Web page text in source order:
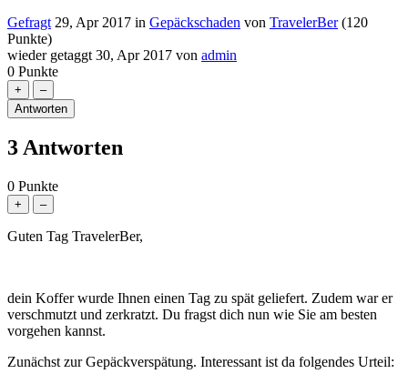
Gefragt 29, Apr 2017 in Gepäckschaden von TravelerBer (120
Punkte)
wieder getaggt 30, Apr 2017 von admin
0 Punkte
3Antworten
0 Punkte
Guten Tag TravelerBer,
dein Koffer wurde Ihnen einen Tag zu spät geliefert. Zudem war er
verschmutzt und zerkratzt. Du fragst dich nun wie Sie am besten
vorgehen kannst.
Zunächst zur Gepäckverspätung. Interessant ist da folgendes Urteil: